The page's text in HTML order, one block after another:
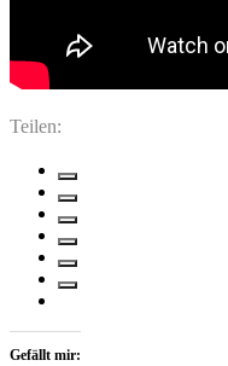
Teilen:
Gefällt mir: